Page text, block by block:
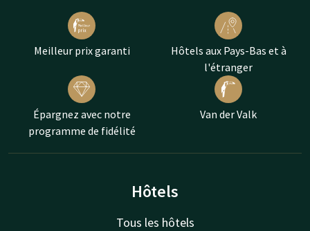
Meilleur prix garanti
Hôtels aux Pays-Bas et à
l'étranger
Épargnez avec notre
programme de fidélité
Van der Valk
Hôtels
Tous les hôtels